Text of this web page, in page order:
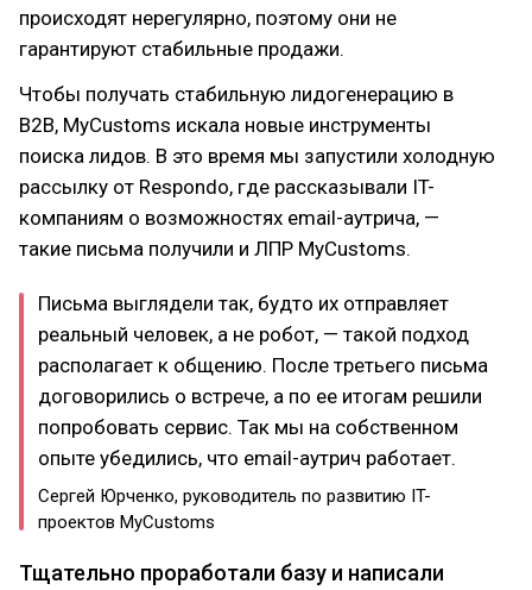
происходят нерегулярно, поэтому они не
гарантируют стабильные продажи.
Чтобы получать стабильную лидогенерацию в
B2B, MyCustoms искала новые инструменты
поиска лидов. В это время мы запустили холодную
рассылку от Respondo, где рассказывали IT-
компаниям о возможностях email-аутрича, —
такие письма получили и ЛПР MyCustoms.
Письма выглядели так, будто их отправляет
реальный человек, а не робот, — такой подход
располагает к общению. После третьего письма
договорились о встрече, а по ее итогам решили
попробовать сервис. Так мы на собственном
опыте убедились, что email-аутрич работает.
Сергей Юрченко, руководитель по развитию IT-
проектов MyСustoms
Тщательно проработали базу и написали